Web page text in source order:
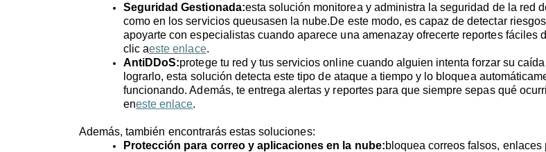
Seguridad Gestionada:esta solución monitorea y administra la seguridad de la red
como en los servicios queusasen la nube.De este modo, es capaz de detectar
apoyarte con especialistas cuando aparece una amenazay ofrecerte reportes
clic aeste enlace.
AntiDDoS:protege tu red y tus servicios online cuando alguien intenta forzar su
lograrlo, esta solución detecta este tipo de ataque a tiempo y lo bloquea
funcionando. Además, te entrega alertas y reportes para que siempre sepas qué
eneste enlace.
Además, también encontrarás estas soluciones:
Protección para correo y aplicaciones en la nube:bloquea correos falsos,